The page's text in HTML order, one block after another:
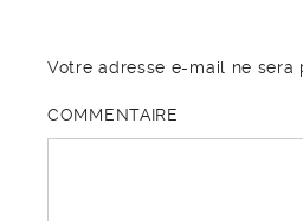
Votre adresse e-mail ne sera
COMMENTAIRE